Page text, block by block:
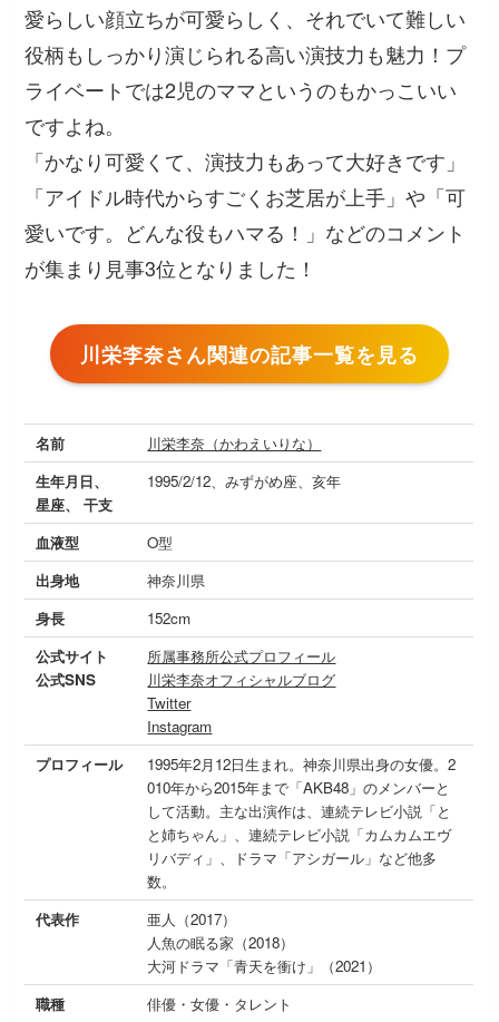
愛らしい顔立ちが可愛らしく、それでいて難しい
役柄もしっかり演じられる高い演技力も魅力！プ
ライベートでは2児のママというのもかっこいい
ですよね。
「かなり可愛くて、演技力もあって大好きです」
「アイドル時代からすごくお芝居が上手」や 「可
愛いです。どんな役もハマる！」 などのコメント
が集まり見事3位となりました！
川栄李奈さん関連の記事一覧を見る
名前
川栄李奈（かわえいりな）
生年月日、
星座、 干支
1995/2/12、みずがめ座、亥年
血液型
O型
出身地
神奈川県
身長
152cm
公式サイト
公式SNS
所属事務所公式プロフィール
川栄李奈オフィシャルブログ
Twitter
Instagram
プロフィール
1995年2月12日生まれ。神奈川県出身の女優。2
010年から2015年まで「AKB48」のメンバーと
して活動。主な出演作は、連続テレビ小説「と
と姉ちゃん」、連続テレビ小説「カムカムエヴ
リバディ」、ドラマ「アシガール」など他多
数。
代表作
亜人（2017）
人魚の眠る家（2018）
大河ドラマ「青天を衝け」（2021）
職種
俳優・女優・タレント